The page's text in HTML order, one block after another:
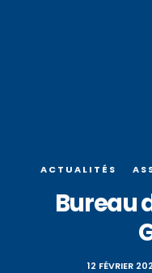
ACTUALITÉS
Bureau
12 FÉVRIER